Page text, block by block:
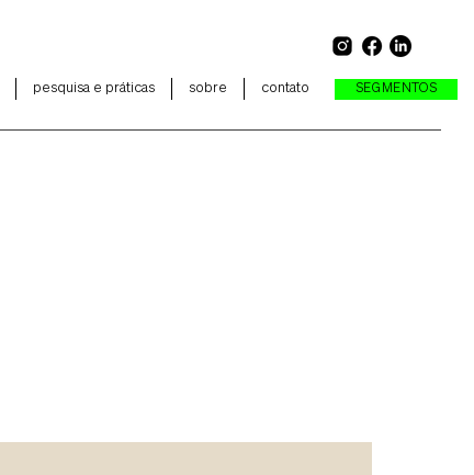
pesquisa e práticas sobre contato SEGMENTOS